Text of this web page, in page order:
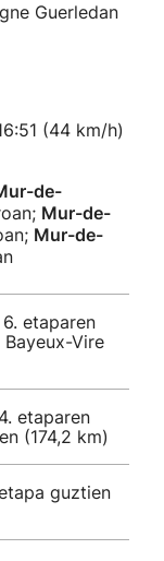
Guerledan
(44 km/h)
de-
Mur-de-
Mur-de-
etaparen
Vire
etaparen
(174,2 km)
guztien